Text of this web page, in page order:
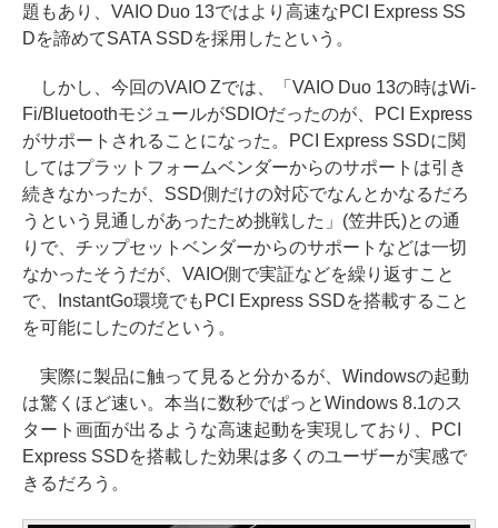
題もあり、VAIO Duo 13ではより高速なPCI Express SS
Dを諦めてSATA SSDを採用したという。
しかし、今回のVAIO Zでは、「VAIO Duo 13の時はWi-
Fi/BluetoothモジュールがSDIOだったのが、PCI Express
がサポートされることになった。PCI Express SSDに関
してはプラットフォームベンダーからのサポートは引き
続きなかったが、SSD側だけの対応でなんとかなるだろ
うという見通しがあったため挑戦した」(笠井氏)との通
りで、チップセットベンダーからのサポートなどは一切
なかったそうだが、VAIO側で実証などを繰り返すこと
で、InstantGo環境でもPCI Express SSDを搭載すること
を可能にしたのだという。
実際に製品に触って見ると分かるが、Windowsの起動
は驚くほど速い。本当に数秒でぱっとWindows 8.1のス
タート画面が出るような高速起動を実現しており、PCI
Express SSDを搭載した効果は多くのユーザーが実感で
きるだろう。